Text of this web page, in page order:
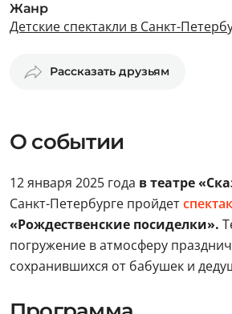
Жанр
Детские спектакли в Санкт-
Рассказать друзьям
О событии
12 января 2025 года в театре
Санкт-Петербурге пройдет
«Рождественские посиделки».
погружение в атмосферу
сохранившихся от бабушек и